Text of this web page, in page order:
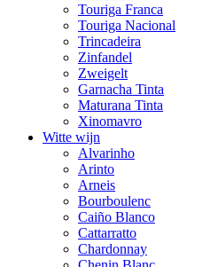
Touriga Franca
Touriga Nacional
Trincadeira
Zinfandel
Zweigelt
Garnacha Tinta
Maturana Tinta
Xinomavro
Witte wijn
Alvarinho
Arinto
Arneis
Bourboulenc
Caiño Blanco
Cattarratto
Chardonnay